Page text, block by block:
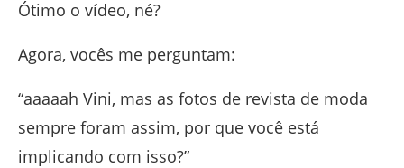
Ótimo o vídeo, né?
Agora, vocês me perguntam:
“aaaaah Vini, mas as fotos de revista de moda
sempre foram assim, por que você está
implicando com isso?”